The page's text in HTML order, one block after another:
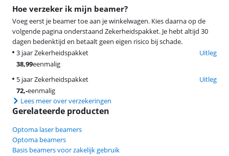
Hoe verzeker ik mijn beamer?
Voeg eerst je beamer toe aan je winkelwagen. Kies daarna op de
volgende pagina onderstaand Zekerheidspakket. Je hebt altijd 30
dagen bedenktijd en betaalt geen eigen risico bij schade.
3 jaar Zekerheidspakket
Uitleg
38,99eenmalig
5 jaar Zekerheidspakket
Uitleg
72,-eenmalig
Lees meer over verzekeringen
Gerelateerde producten
Optoma laser beamers
Optoma beamers
Basis beamers voor zakelijk gebruik